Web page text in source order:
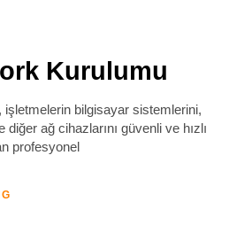
Kurulumu
bilgisayar sistemlerini,
diğer ağ cihazlarını güvenli ve hızlı
profesyonel